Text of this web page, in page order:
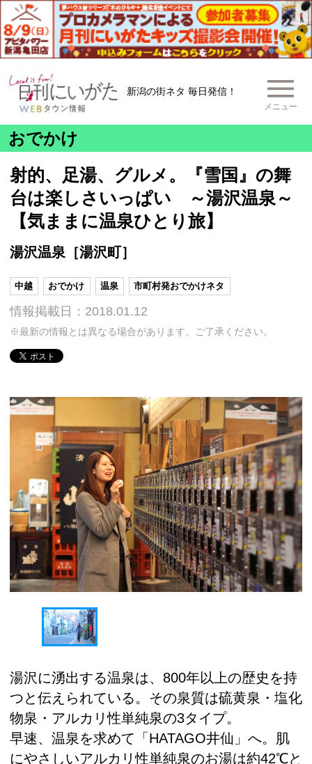
新潟の街ネタ 毎日発信！
メニュー
おでかけ
射的、足湯、グルメ。『雪国』の舞
台は楽しさいっぱい ～湯沢温泉～
【気ままに温泉ひとり旅】
湯沢温泉［湯沢町］
中越 おでかけ 温泉 市町村発おでかけネタ
情報掲載日：2018.01.12
※最新の情報とは異なる場合があります。ご了承ください。
湯沢に湧出する温泉は、800年以上の歴史を持
つと伝えられている。その泉質は硫黄泉・塩化
物泉・アルカリ性単純泉の3タイプ。
早速、温泉を求めて「HATAGO井仙」へ。肌
にやさしいアルカリ性単純泉のお湯は約42℃と